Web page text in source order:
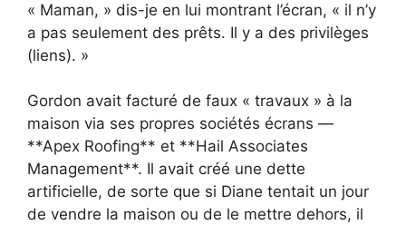
« Maman, » dis-je en lui montrant l’écran, « il n’y
a pas seulement des prêts. Il y a des privilèges
(liens). »
Gordon avait facturé de faux « travaux » à la
maison via ses propres sociétés écrans —
**Apex Roofing** et **Hail Associates
Management**. Il avait créé une dette
artificielle, de sorte que si Diane tentait un jour
de vendre la maison ou de le mettre dehors, il